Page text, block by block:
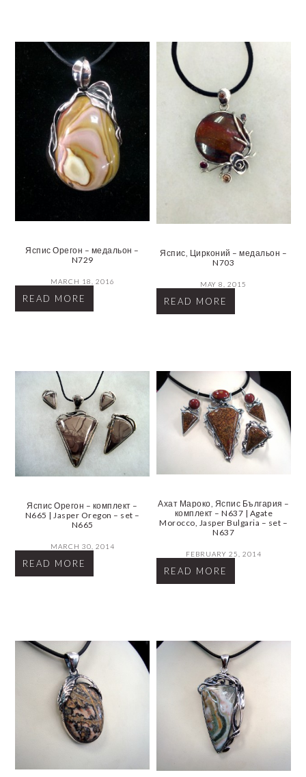
Яспис Орегон – медальон –
N729
MARCH 18, 2016
READ MORE
Яспис, Цирконий – медальон –
N703
MAY 8, 2015
READ MORE
Яспис Орегон – комплект –
N665 | Jasper Oregon – set –
N665
MARCH 30, 2014
READ MORE
Ахат Мароко, Яспис България –
комплект – N637 | Agate
Morocco, Jasper Bulgaria – set –
N637
FEBRUARY 25, 2014
READ MORE